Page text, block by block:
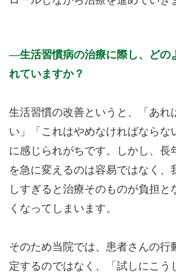
生活習慣病の治療に際し、どの
れていますか？
生活習慣の改善というと、「あれ
い」「これはやめなければならな
に感じられがちです。しかし、長
を急に変えるのは容易ではなく、
しすぎると治療そのものが負担と
くなってしまいます。
そのため当院では、患者さんの行
定するのではなく、「試しにこう